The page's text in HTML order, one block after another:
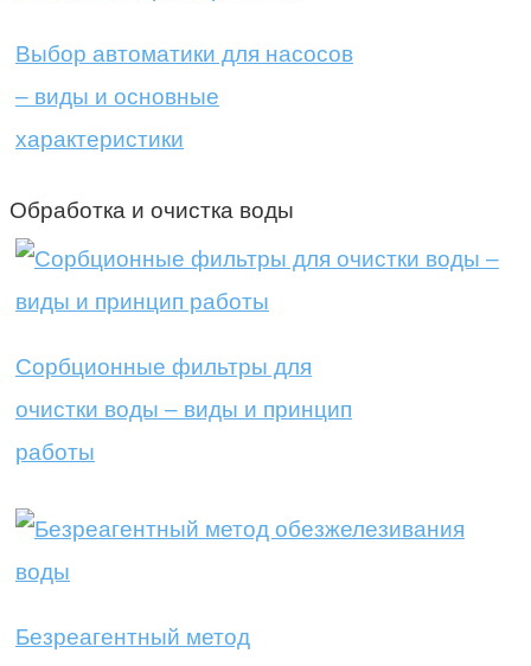
Выбор автоматики для насосов
– виды и основные
характеристики
Обработка и очистка воды
Сорбционные фильтры для
очистки воды – виды и принцип
работы
Безреагентный метод